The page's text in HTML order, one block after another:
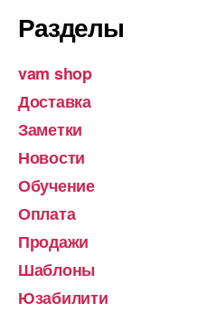
Разделы
vam shop
Доставка
Заметки
Новости
Обучение
Оплата
Продажи
Шаблоны
Юзабилити